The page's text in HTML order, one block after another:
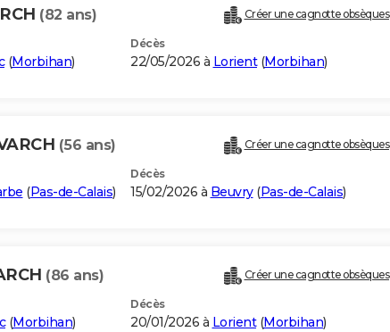
(82 ans) Créer une cagnotte obsèques
(Morbihan)
Décès
22/05/2026 à Lorient(Morbihan)
(56 ans) Créer une cagnotte obsèques
(Pas-de-Calais)
Décès
15/02/2026 à Beuvry(Pas-de-Calais)
(86 ans) Créer une cagnotte obsèques
(Morbihan)
Décès
20/01/2026 à Lorient(Morbihan)